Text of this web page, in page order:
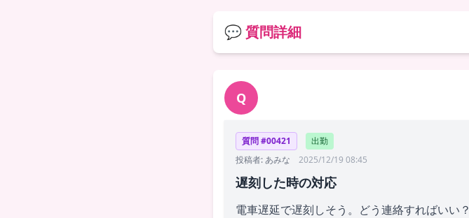
💬 質問詳細
Q
質問 #00421
出勤
投稿者: あみな
2025/12/19 08:45
遅刻した時の対応
電車遅延で遅刻しそう。どう連絡すればいい？